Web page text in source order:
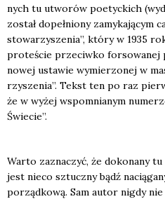
nych tu utwo­rów poetyc­kich
został dopeł­nio­ny zamy­ka­ją­cym
sto­wa­rzy­sze­nia”, któ­ry w 1935
pro­te­ście prze­ciw­ko for­so­wa­nej
nowej usta­wie wymie­rzo­nej w
rzy­sze­nia”. Tekst ten po raz
że w wyżej wspo­mnia­nym
Świe­cie”.
War­to zazna­czyć, że doko­na­ny
jest nie­co sztucz­ny bądź
porząd­ko­wą. Sam autor nigdy